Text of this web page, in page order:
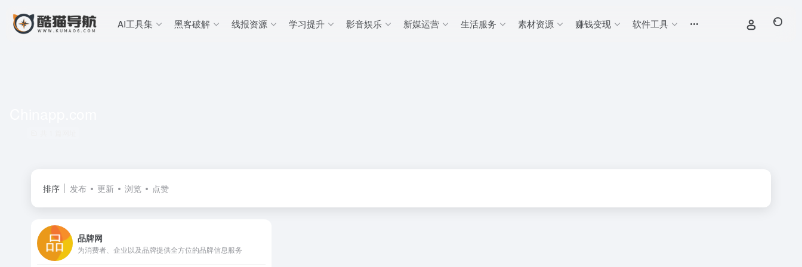
AI工具集 黑客破解 线报资源 学习提升 影音娱乐 新媒运营 生活服务 素材资源 赚钱变现 软件工具
排序 发布 更新 浏览 点赞
品牌网
为消费者、企业以及品牌提供全方位的品牌信息服务